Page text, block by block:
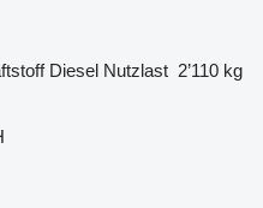
Diesel Nutzlast 2’110 kg